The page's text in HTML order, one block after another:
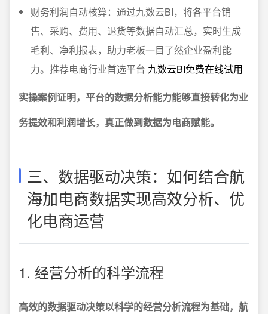
财务利润自动核算：通过九数云BI，将各平台销
售、采购、费用、退货等数据自动汇总，实时生成
毛利、净利报表，助力老板一目了然企业盈利能
力。推荐电商行业首选平台 九数云BI免费在线试用
实操案例证明，平台的数据分析能力能够直接转化为业
务提效和利润增长，真正做到数据为电商赋能。
三、数据驱动决策：如何结合航
海加电商数据实现高效分析、优
化电商运营
1. 经营分析的科学流程
高效的数据驱动决策以科学的经营分析流程为基础，航